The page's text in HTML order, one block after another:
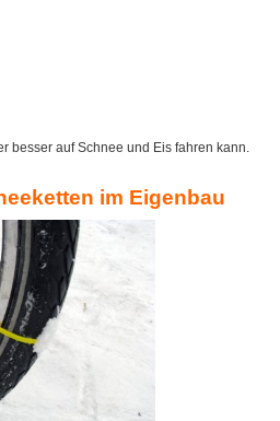
besser auf Schnee und Eis fahren kann.
im Eigenbau